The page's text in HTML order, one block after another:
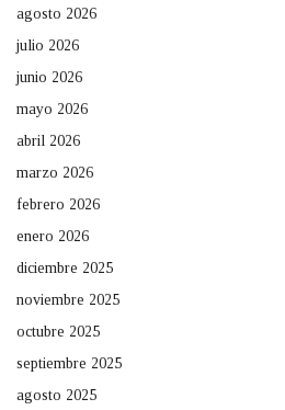
agosto 2026
julio 2026
junio 2026
mayo 2026
abril 2026
marzo 2026
febrero 2026
enero 2026
diciembre 2025
noviembre 2025
octubre 2025
septiembre 2025
agosto 2025